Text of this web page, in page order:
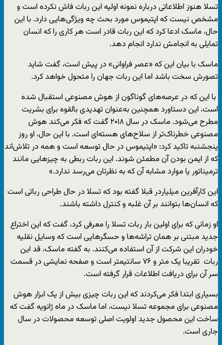
تسلا هنوز اطلاعاتی درباره نمونه اولیه این ربات فاش نکرده است و
مشخص نیست که اپتیموس مورد بحث چه ویژگی‌هایی دارد. با این
حال، ماسک ادعا کرد که این ربات قادر است هر کاری را که انسان
تمایلی به انجامش ندارد انجام دهد.
ماسک با بیان این که «عصر فراوانی» در پیش است، گفت شاید
تصورش سخت باشد اما این ربات جهان را متحول خواهد کرد.
با این که در عرصه‌های گوناگون از هوش مصنوعی استقبال شده
است، این دستاورد همچنین به‌عنوان تهدیدی بالقوه برای بشریت
مطرح می‌شود. ماسک در سال ۲۰۱۸ گفت که فکر می‌کند هوش
مصنوعی خطرناک‌تر از سلاح‌های هسته‌ای است. با این حال، او روز
پنجشنبه تاکید کرد: «اپتیموس در حال توسعه است و همه در تلاش‌اند
که از ایمن بودن آن مطمئن شوند. این ربات ربطی به چیزهایی مانند
ترمیناتور یا موارد مشابه آن که به نظرتان می‌رسد ندارد.»
این کارآفرین میلیاردر قبلا گفته بود که تسلا در حال طراحی رباتی است
که انسان‌ها بتوانند بر آن غلبه و کنترل داشته باشند.
او زمانی که برای اولین بار ربات تسلا را معرفی کرد، گفت که این اختراع
جدید مبتنی بر همان تراشه‌ها و حسگرهایی است که وسایل نقلیه
خودران این شرکت از آن استفاده می‌کنند. به گفته ماسک، قد این
ربات تقریبا یک متر و ۷۶ سانتیمتر است و صفحه نمایشی در قسمت
سر آن برای دریافت اطلاعات قرار گرفته است.
بسیاری ابتدا فکر می‌کردند که این ربات چیزی بیش از یک ابزار هوش
مصنوعی برای مجموعه تسلا نیست، اما ماسک در ماه ژانویه گفت که
ساخت این محصول جدید اولویت اصلی توسعه محصولات در سال
جاری است.